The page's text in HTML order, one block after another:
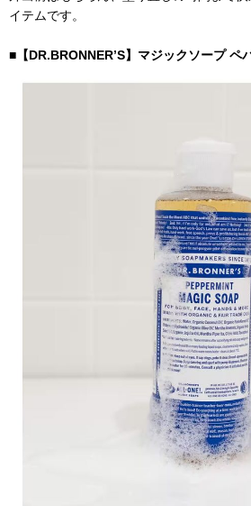
イテムです。
■【DR.BRONNER’S】マジックソープ ペ